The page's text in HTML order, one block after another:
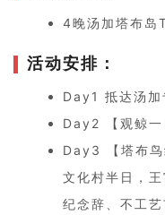
4晚汤加塔布岛
活动安排：
Day1 抵达汤加
Day2 【观鲸一
Day3 【塔布鸟
文化村半日，
纪念辞、不工艺